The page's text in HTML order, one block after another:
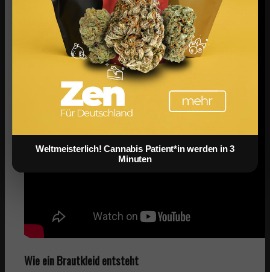
Wie ein Brautkleid entsteht
Weltmeisterlich! Cannabis Patient*in werden in 3
Minuten